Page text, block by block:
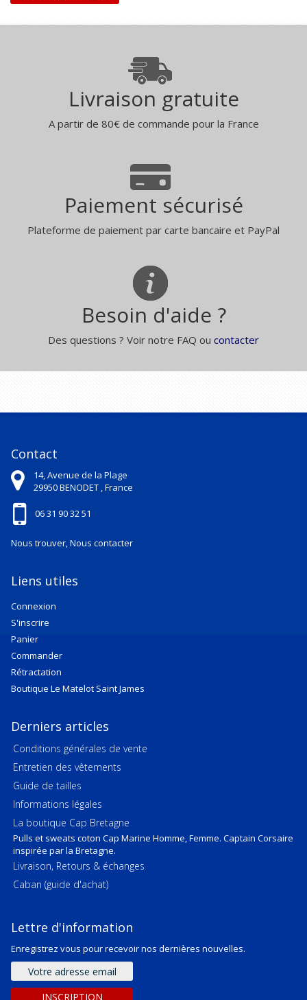
Livraison gratuite
A partir de 80€ de commande pour la France
Paiement sécurisé
Plateforme de paiement par carte bancaire et PayPal
Besoin d'aide ?
Des questions ? Voir notre FAQ ou contacter
Contact
14, Avenue de la Plage
29950BENODET ,France
06 31 90 32 51
Nous trouver, Nous contacter
Liens utiles
Connexion
S'inscrire
Panier
Commander
Rétractation
Boutique Le Matelot Saint James
Derniers articles
Conditions générales de vente
Entretien des vêtements
Guide de tailles
Informations légales
La boutique Cap Bretagne
Pulls et sweats coton Cap Marine Homme, Femme. Captain Corsaire
inspirée par la Bretagne.
Livraison, Retours & échanges
Caban (guide d'achat)
Lettre d'information
Enregistrez vous pour recevoir nos dernières nouvelles.
Adresse
e-
mail
INSCRIPTION